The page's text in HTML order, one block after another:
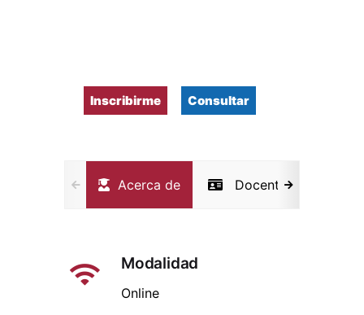
Inscribirme Consultar
Acerca de Docentes
Modalidad
Online